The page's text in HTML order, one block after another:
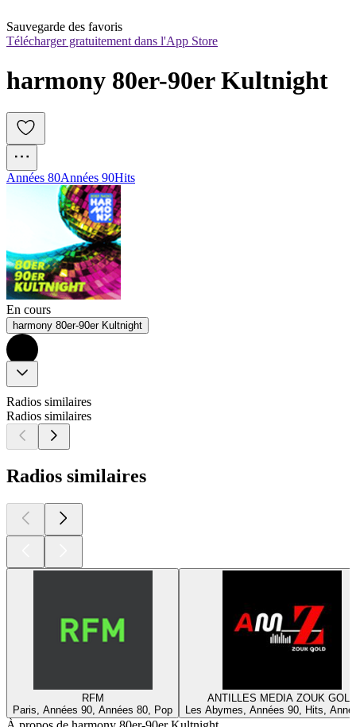
Sauvegarde des favoris
Télécharger gratuitement dans l'App Store
harmony 80er-90er Kultnight
Années 80Années 90Hits
En cours
harmony 80er-90er Kultnight
Radios similaires
Radios similaires
Radios similaires
RFM
Paris, Années 90, Années 80, Pop
ANTILLES MEDIA ZOUK GOLD
Les Abymes, Années 90, Hits,